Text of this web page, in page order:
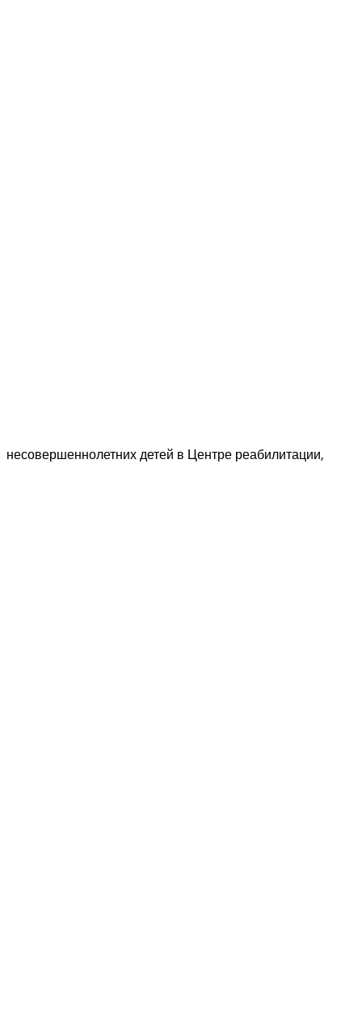
несовершеннолетних детей в Центре реабилитации,